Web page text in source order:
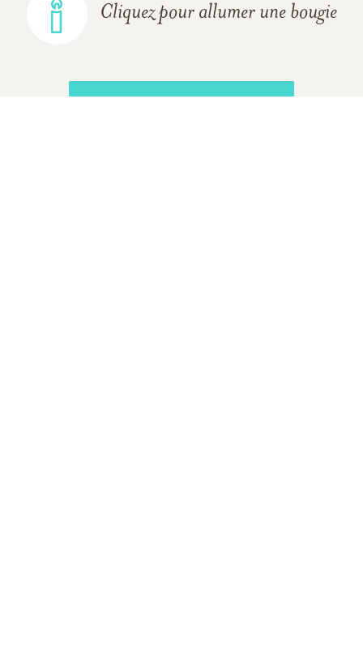
Cliquez pour allumer une bougie
AJOUTER UN SOUVENIR